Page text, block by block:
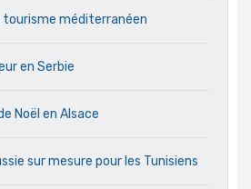
méditerranéen
en Serbie
Noël en Alsace
sur mesure pour les Tunisiens